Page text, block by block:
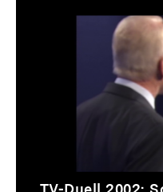
Thematik
Inhaltskarussell
überspringen
Video
Dauer